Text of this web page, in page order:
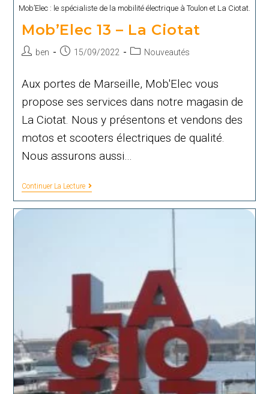
Mob’Elec : le spécialiste de la mobilité électrique à Toulon et La Ciotat.
Mob’Elec 13 – La Ciotat
Auteur/autrice
publication :
ben
Publication
15/09/2022
PostNouveautés
Aux portes de Marseille, Mob'Elec vous
propose ses services dans notre magasin de
La Ciotat. Nous y présentons et vendons des
motos et scooters électriques de qualité.
Nous assurons aussi…
Continuer La LectureMob’Elec